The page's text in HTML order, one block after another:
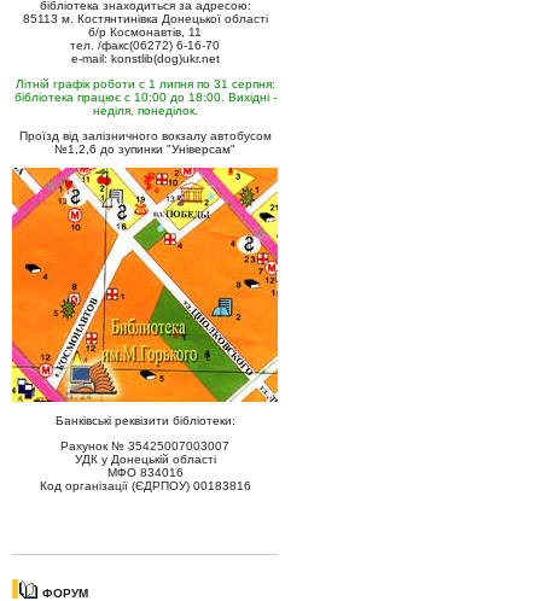
бібліотека знаходиться за адресою:
85113 м. Костянтинівка Донецької області
б/р Космонавтів, 11
тел. /факс(06272) 6-16-70
e-mail: konstlib(dog)ukr.net
Літній графік роботи с 1 липня по 31 серпня:
бібліотека працює с 10:00 до 18:00. Вихідні -
неділя, понеділок.
Проїзд від залізничного вокзалу автобусом
№1,2,6 до зупинки "Універсам"
Банківські реквізити бібліотеки:
Рахунок № 35425007003007
УДК у Донецькій області
МФО 834016
Код організації (ЄДРПОУ) 00183816
ФОРУМ